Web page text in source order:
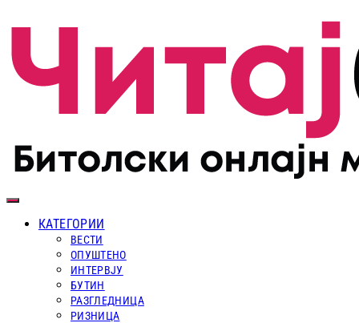
КАТЕГОРИИ
ВЕСТИ
ОПУШТЕНО
ИНТЕРВЈУ
БУТИН
РАЗГЛЕДНИЦА
РИЗНИЦА